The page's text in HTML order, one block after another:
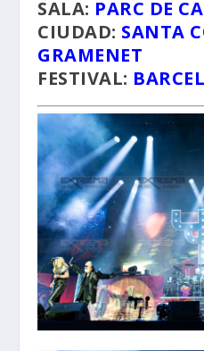
SALA: PARC DE
CIUDAD: SANTA
GRAMENET
FESTIVAL: